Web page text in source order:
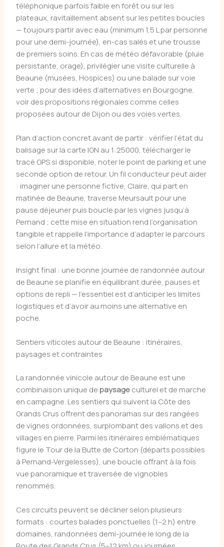
téléphonique parfois faible en forêt ou sur les
plateaux, ravitaillement absent sur les petites boucles
— toujours partir avec eau (minimum 1,5 L par personne
pour une demi-journée), en-cas salés et une trousse
de premiers soins. En cas de météo défavorable (pluie
persistante, orage), privilégier une visite culturelle à
Beaune (musées, Hospices) ou une balade sur voie
verte ; pour des idées d’alternatives en Bourgogne,
voir des propositions régionales comme celles
proposées autour de Dijon ou des voies vertes.
Plan d’action concret avant de partir : vérifier l’état du
balisage sur la carte IGN au 1:25000, télécharger le
tracé GPS si disponible, noter le point de parking et une
seconde option de retour. Un fil conducteur peut aider
: imaginer une personne fictive, Claire, qui part en
matinée de Beaune, traverse Meursault pour une
pause déjeuner puis boucle par les vignes jusqu’à
Pernand ; cette mise en situation rend l’organisation
tangible et rappelle l’importance d’adapter le parcours
selon l’allure et la météo.
Insight final : une bonne journée de randonnée autour
de Beaune se planifie en équilibrant durée, pauses et
options de repli — l’essentiel est d’anticiper les limites
logistiques et d’avoir au moins une alternative en
poche.
Sentiers viticoles autour de Beaune : itinéraires,
paysages et contraintes
La randonnée vinicole autour de Beaune est une
combinaison unique depaysageculturel et de marche
en campagne. Les sentiers qui suivent la Côte des
Grands Crus offrent des panoramas sur des rangées
de vignes ordonnées, surplombant des vallons et des
villages en pierre. Parmi les itinéraires emblématiques
figure le Tour de la Butte de Corton (départs possibles
à Pernand-Vergelesses), une boucle offrant à la fois
vue panoramique et traversée de vignobles
renommés.
Ces circuits peuvent se décliner selon plusieurs
formats : courtes balades ponctuelles (1–2 h) entre
domaines, randonnées demi-journée le long de la